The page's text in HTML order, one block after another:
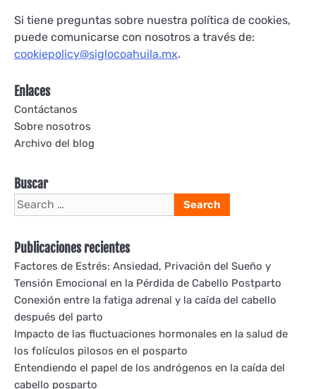
Si tiene preguntas sobre nuestra política de cookies,
puede comunicarse con nosotros a través de:
cookiepolicy@siglocoahuila.mx.
Enlaces
Contáctanos
Sobre nosotros
Archivo del blog
Buscar
Search
for:
Publicaciones recientes
Factores de Estrés: Ansiedad, Privación del Sueño y
Tensión Emocional en la Pérdida de Cabello Postparto
Conexión entre la fatiga adrenal y la caída del cabello
después del parto
Impacto de las fluctuaciones hormonales en la salud de
los folículos pilosos en el posparto
Entendiendo el papel de los andrógenos en la caída del
cabello posparto